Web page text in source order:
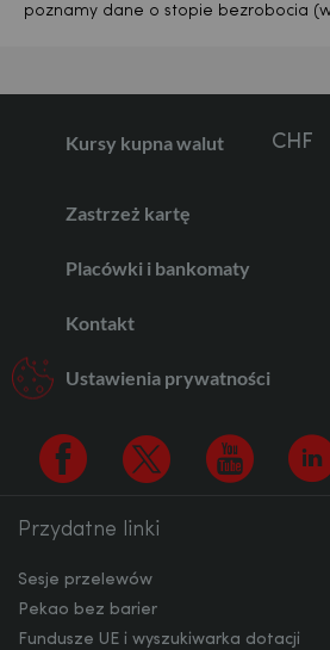
poznamy dane o stopie bezrobocia
Kursy kupna walut CHF
CAD
JPY
Zastrzeż kartę
Placówki i bankomaty
Kontakt
Ustawienia prywatności
FacebookTwitter
Przydatne linki
Sesje przelewów
Pekao bez barier
Fundusze UE i wyszukiwarka dotacji